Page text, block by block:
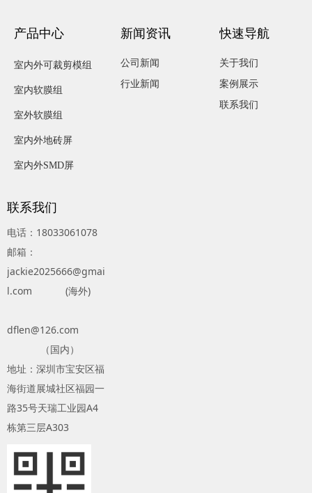
联系我们
电话：18033061078
邮箱：
jackie2025666@gmai
l.com (海外)
dflen@126.com
（国内）
地址：深圳市宝安区福
海街道展城社区福园一
路35号天瑞工业园A4
栋第三层A303
产品中心
室内外可裁剪模组
室内软膜组
室外软膜组
室内外地砖屏
室内外SMD屏
公司新闻
行业新闻
新闻资讯 快速导航
关于我们
案例展示
联系我们